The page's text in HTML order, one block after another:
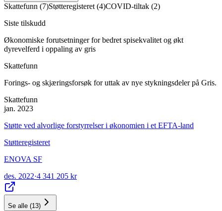
Skattefunn (7)Støtteregisteret (4)COVID-tiltak (2)
Siste tilskudd
Økonomiske forutsetninger for bedret spisekvalitet og økt
dyrevelferd i oppaling av gris
Skattefunn
Forings- og skjæringsforsøk for uttak av nye stykningsdeler på Gris.
Skattefunn
jan. 2023
Støtte ved alvorlige forstyrrelser i økonomien i et EFTA-land
Støtteregisteret
ENOVA SF
des. 2022·4 341 205 kr
Se alle (13)